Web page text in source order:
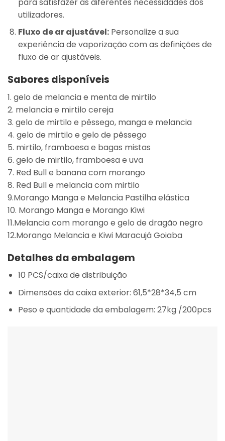
utilizadores.
Fluxo de ar ajustável:Personalize a sua
experiência de vaporização com as definições de
fluxo de ar ajustáveis.
Sabores disponíveis
1. gelo de melancia e menta de mirtilo
2. melancia e mirtilo cereja
3. gelo de mirtilo e pêssego, manga e melancia
4. gelo de mirtilo e gelo de pêssego
5. mirtilo, framboesa e bagas mistas
6. gelo de mirtilo, framboesa e uva
7. Red Bull e banana com morango
8. Red Bull e melancia com mirtilo
9.Morango Manga e Melancia Pastilha elástica
10. Morango Manga e Morango Kiwi
11.Melancia com morango e gelo de dragão negro
12.Morango Melancia e Kiwi Maracujá Goiaba
Detalhes da embalagem
10 PCS/caixa de distribuição
Dimensões da caixa exterior: 61,5*28*34,5 cm
Peso e quantidade da embalagem: 27kg /200pcs